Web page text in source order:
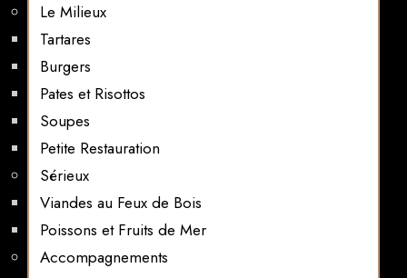
Le Milieux
Tartares
Burgers
Pates et Risottos
Soupes
Petite Restauration
Sérieux
Viandes au Feux de Bois
Poissons et Fruits de Mer
Accompagnements